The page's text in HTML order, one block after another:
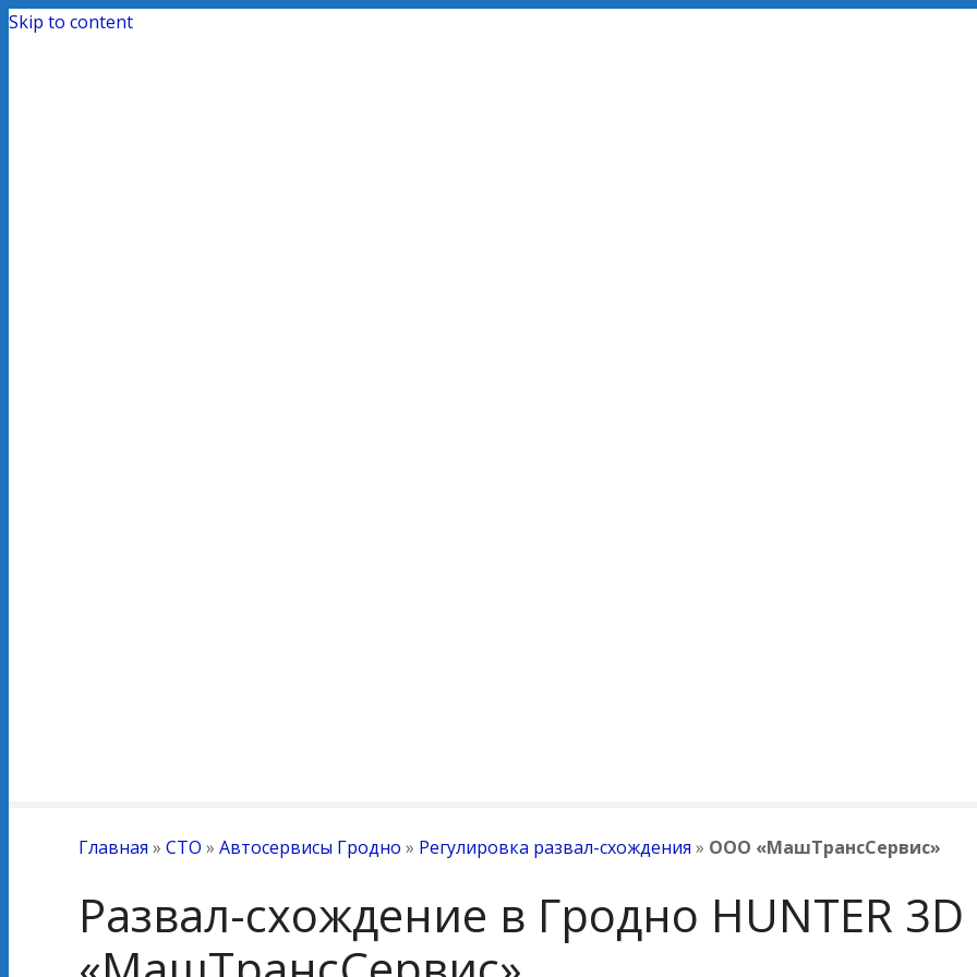
Skip to content
Главная » СТО » Автосервисы Гродно » Регулировка развал-схождения » ООО «МашТрансСервис»
Развал-схождение в Гродно HUNTER